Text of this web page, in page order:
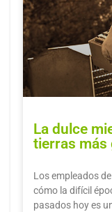
La dulce
tierras más
Los empleados
cómo la difícil
pasados hoy es